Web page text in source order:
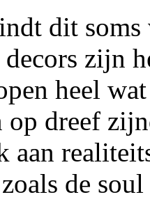
dit
decors zijn
heel
op dreef
aan
de